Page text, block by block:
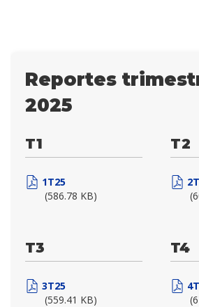
Reportes
2025
T1
1T25
(586.78 KB)
T2
T3
3T25
(559.41 KB)
T4